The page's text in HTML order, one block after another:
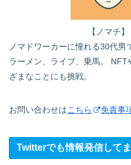
【ノマチ】
ノマドワーカーに憧れる30代男
ラーメン、ライブ、乗馬。 NFT
ざまなことにも挑戦。
お問い合わせはこちら 免責事
Twitterでも情報発信してま